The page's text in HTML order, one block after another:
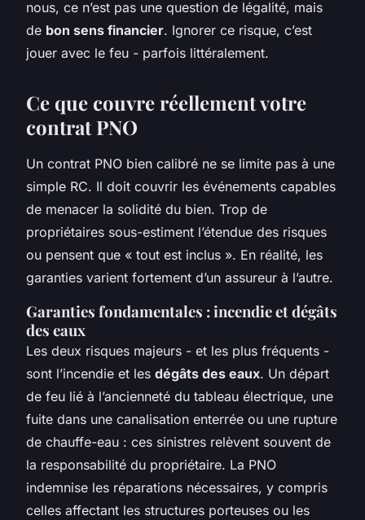
nous, ce n’est pas une question de légalité, mais
de bon sens financier. Ignorer ce risque, c’est
jouer avec le feu - parfois littéralement.
Ce que couvre réellement votre
contrat PNO
Un contrat PNO bien calibré ne se limite pas à une
simple RC. Il doit couvrir les événements capables
de menacer la solidité du bien. Trop de
propriétaires sous-estiment l’étendue des risques
ou pensent que « tout est inclus ». En réalité, les
garanties varient fortement d’un assureur à l’autre.
Garanties fondamentales : incendie et dégâts
des eaux
Les deux risques majeurs - et les plus fréquents -
sont l’incendie et les dégâts des eaux. Un départ
de feu lié à l’ancienneté du tableau électrique, une
fuite dans une canalisation enterrée ou une rupture
de chauffe-eau : ces sinistres relèvent souvent de
la responsabilité du propriétaire. La PNO
indemnise les réparations nécessaires, y compris
celles affectant les structures porteuses ou les